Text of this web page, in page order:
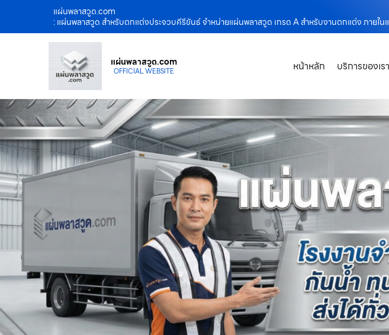
แผ่นพลาสวูด.com
: แผ่นพลาสวูด สำหรับตกแต่งประจวบคีรีขันธ์ จำหน่ายแผ่นพลาสวูด เกรด A สำหรับงานตกแต่ง ภายใ
แผ่นพลาสวูด.com
OFFICIAL WEBSITE หน้าหลัก บริการของเรา